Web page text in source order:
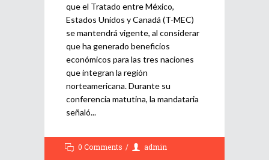
que el Tratado entre México,
Estados Unidos y Canadá (T-MEC)
se mantendrá vigente, al considerar
que ha generado beneficios
económicos para las tres naciones
que integran la región
norteamericana. Durante su
conferencia matutina, la mandataria
señaló
0 Comments
admin